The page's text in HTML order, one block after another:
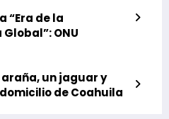
“Era de la
ONU
un jaguar y
de Coahuila